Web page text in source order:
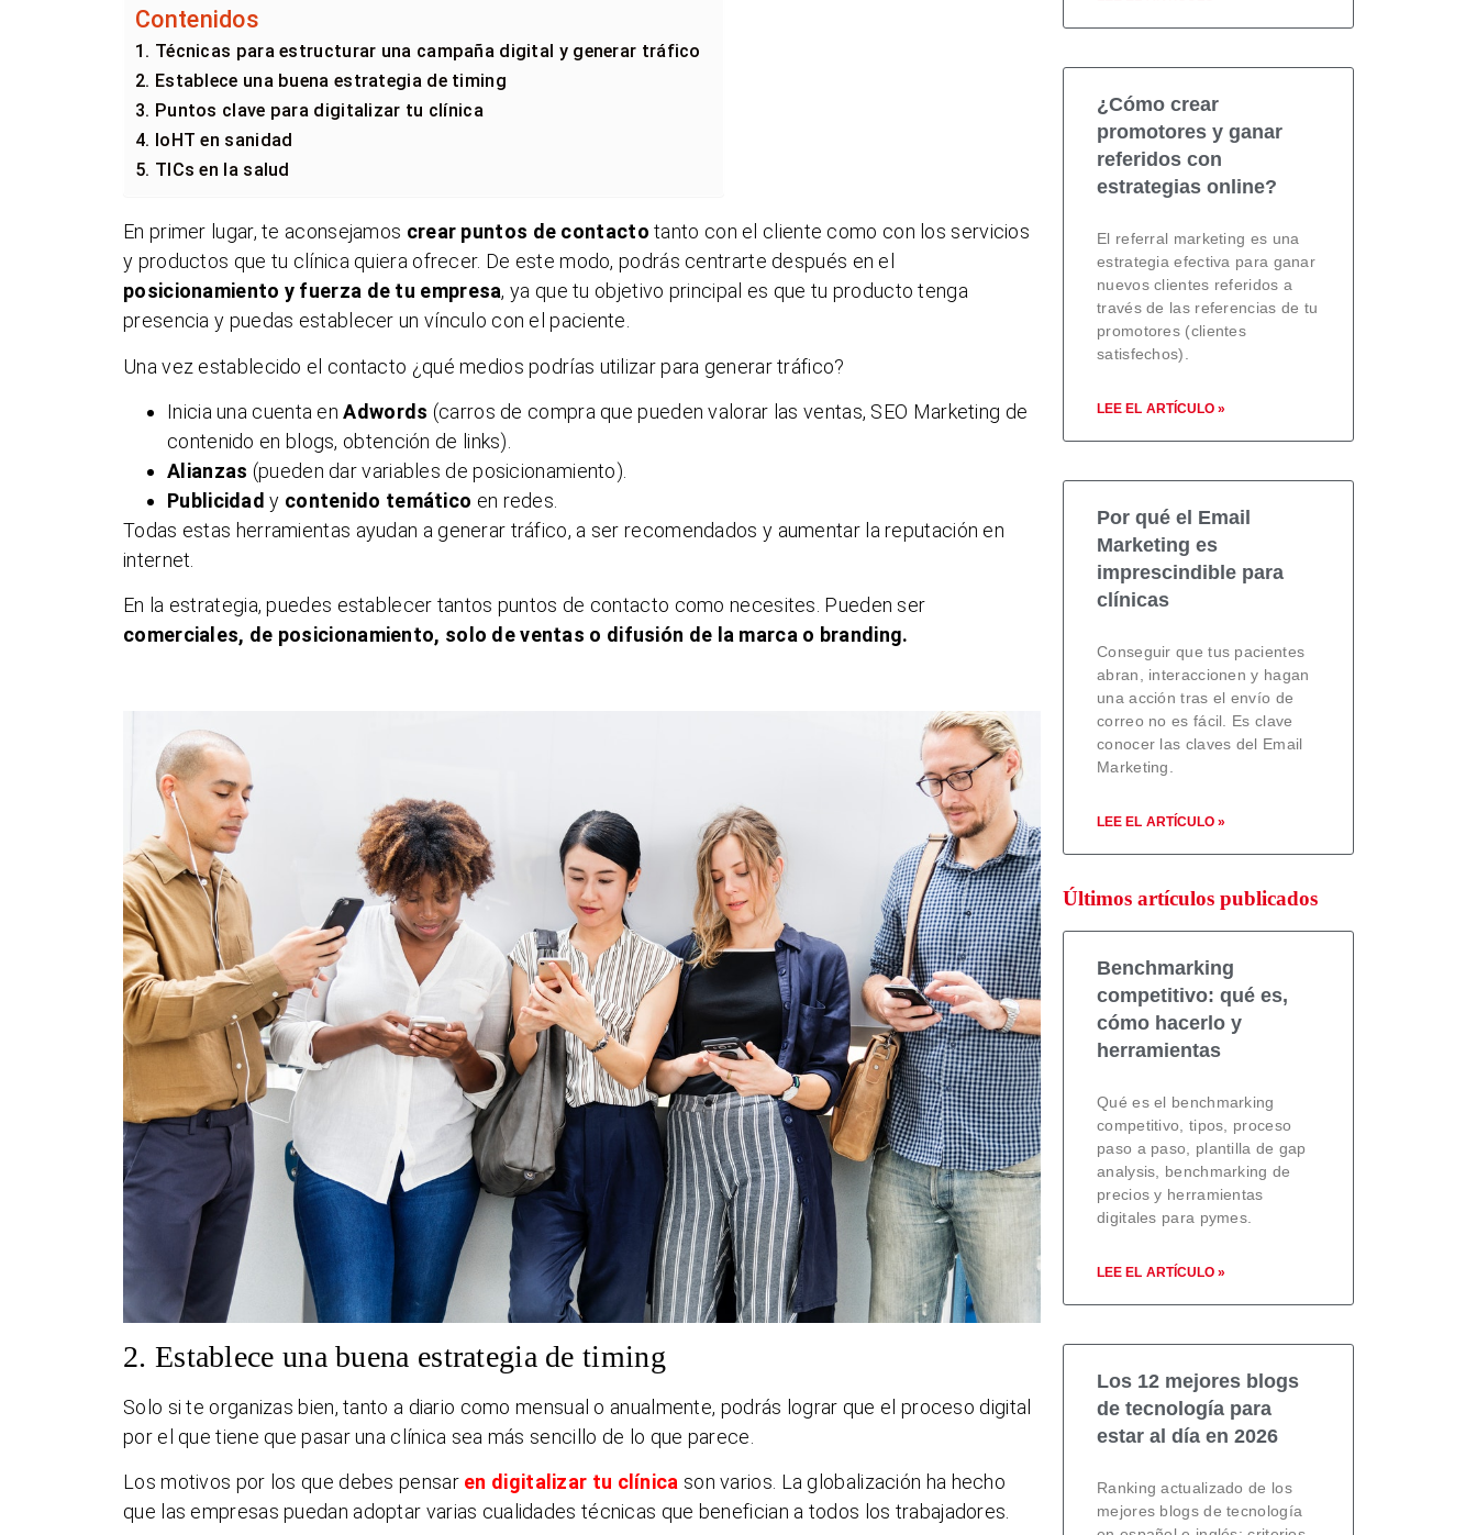
Contenidos
1. Técnicas para estructurar una campaña digital y generar tráfico
2. Establece una buena estrategia de timing
3. Puntos clave para digitalizar tu clínica
4. IoHT en sanidad
5. TICs en la salud
En primer lugar, te aconsejamos crear puntos de contacto tanto con el cliente como con los servicios
y productos que tu clínica quiera ofrecer. De este modo, podrás centrarte después en el
posicionamiento y fuerza de tu empresa, ya que tu objetivo principal es que tu producto tenga
presencia y puedas establecer un vínculo con el paciente.
Una vez establecido el contacto ¿qué medios podrías utilizar para generar tráfico?
Inicia una cuenta enAdwords (carros de compra que pueden valorar las ventas, SEO Marketing de
contenido en blogs, obtención de links).
Alianzas (pueden dar variables de posicionamiento).
Publicidad y contenido temático en redes.
Todas estas herramientas ayudan a generar tráfico, a ser recomendados y aumentar la reputación en
internet.
En la estrategia, puedes establecer tantos puntos de contacto como necesites. Pueden ser
comerciales, de posicionamiento, solo de ventas o difusión de la marca o branding.
2. Establece una buena estrategia de timing
Solo si te organizas bien, tanto a diario como mensual o anualmente, podrás lograr que el proceso digital
por el que tiene que pasar una clínica sea más sencillo de lo que parece.
Los motivos por los que debes pensar en digitalizar tu clínica son varios. La globalización ha hecho
que las empresas puedan adoptar varias cualidades técnicas que benefician a todos los trabajadores.
¿Cómo crear
promotores y ganar
referidos con
estrategias online?
El referral marketing es una
estrategia efectiva para ganar
nuevos clientes referidos a
través de las referencias de tu
promotores (clientes
satisfechos).
LEE EL ARTÍCULO »
Por qué el Email
Marketing es
imprescindible para
clínicas
Conseguir que tus pacientes
abran, interaccionen y hagan
una acción tras el envío de
correo no es fácil. Es clave
conocer las claves del Email
Marketing.
LEE EL ARTÍCULO »
Últimos artículos publicados
Benchmarking
competitivo: qué es,
cómo hacerlo y
herramientas
Qué es el benchmarking
competitivo, tipos, proceso
paso a paso, plantilla de gap
analysis, benchmarking de
precios y herramientas
digitales para pymes.
LEE EL ARTÍCULO »
Los 12 mejores blogs
de tecnología para
estar al día en 2026
Ranking actualizado de los
mejores blogs de tecnología